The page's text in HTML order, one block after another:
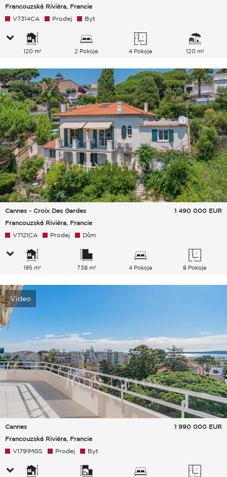
Francouzská Riviéra, Francie
V7314CA
Prodej Byt
120 m² 2 Pokoje 4 Pokoje 120 m²
Cannes - Croix Des Gardes
Francouzská Riviéra, Francie
1 490 000 EUR
V7121CA Prodej Dům
195 m² 738 m² 4 Pokoje 8 Pokoje
Video
Cannes
Francouzská Riviéra, Francie
1 990 000 EUR
V1791MGS Prodej Byt